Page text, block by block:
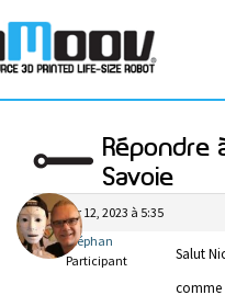
Répondre
Savoie
janvier 12, 2023 à 5:35
Stéphan
Participant
Salut
comme